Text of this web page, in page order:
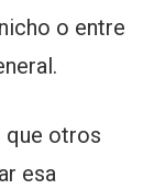
o entre
que otros
esa